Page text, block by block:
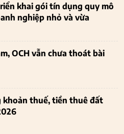
khai gói tín dụng quy mô
nghiệp nhỏ và vừa
OCH vẫn chưa thoát bài
khoản thuế, tiền thuê đất